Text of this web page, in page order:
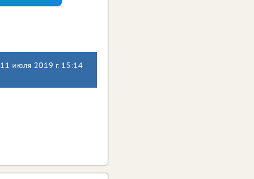
11 июля 2019 г. 15:14